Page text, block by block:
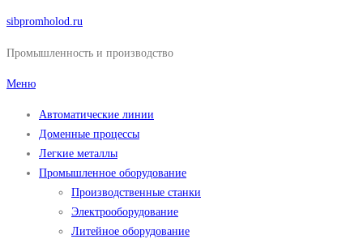
Перейти
содержимому
sibpromholod.ru
Промышленность и производство
Меню
Автоматические линии
Доменные процессы
Легкие металлы
Промышленное оборудование
Производственные станки
Электрооборудование
Литейное оборудование